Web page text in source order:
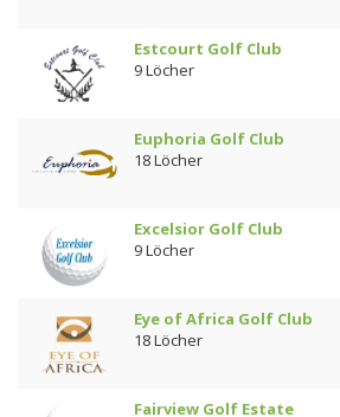
Estcourt Golf Club
9 Löcher
Euphoria Golf Club
18 Löcher
Excelsior Golf Club
9 Löcher
Eye of Africa Golf Club
18 Löcher
Fairview Golf Estate